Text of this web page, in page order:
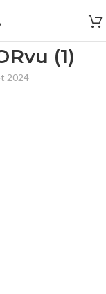
(1)
2024